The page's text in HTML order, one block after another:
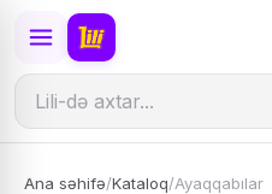
Ana səhifə/Kataloq/Ayaqqabılar